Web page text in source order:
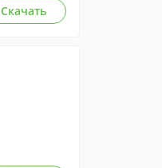
Скачать